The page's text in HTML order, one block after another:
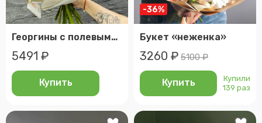
Георгины с полевыми ромашками и веточками малины. Букет цветов
5491 ₽
Купить
-36%
Букет «неженка»
3260 ₽ 5100 ₽
Купить
Купили
139 раз